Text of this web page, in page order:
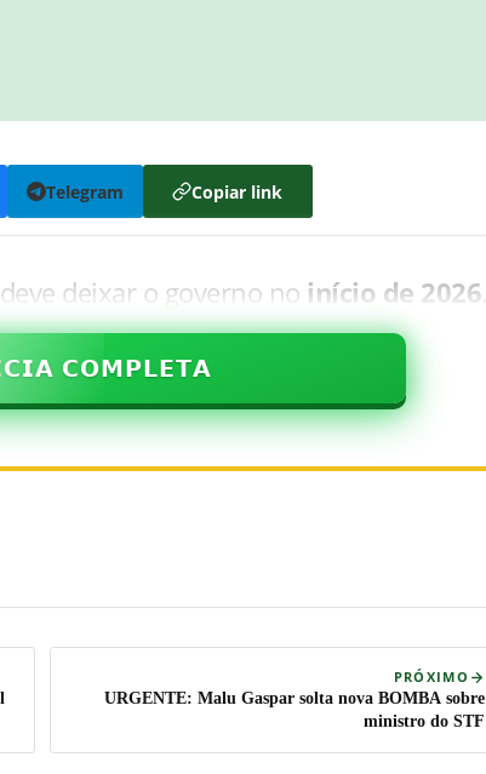
Telegram Copiar link
deve deixar o governo no início de 2026
𝗖𝗢𝗠𝗣𝗟𝗘𝗧𝗔
PRÓXIMO
URGENTE: Malu Gaspar solta nova BOMBA sobre
ministro do STF